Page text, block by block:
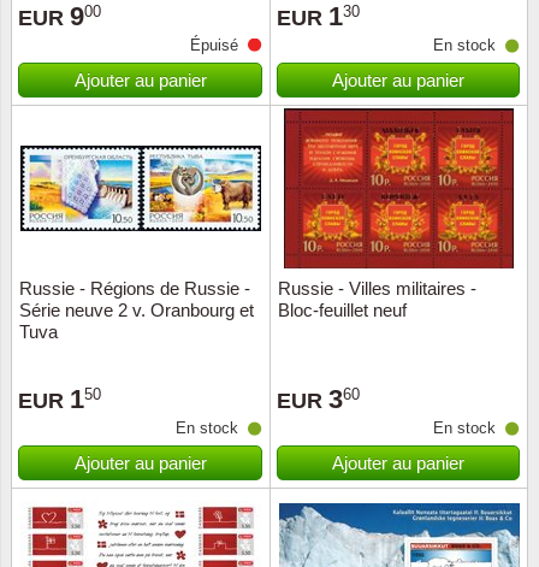
EUR 900
Épuisé
Ajouter au panier
EUR 130
En stock
Ajouter au panier
Russie - Régions de Russie -
Série neuve 2 v. Oranbourg et
Tuva
EUR 150
En stock
Ajouter au panier
Russie - Villes militaires -
Bloc-feuillet neuf
EUR 360
En stock
Ajouter au panier
Fleurs
Grèce
Islande
Iles